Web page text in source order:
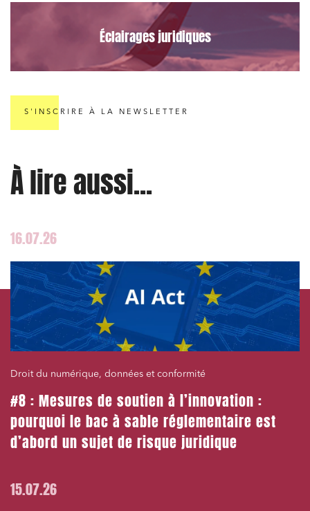
Éclairages juridiques
S'INSCRIRE À LA NEWSLETTER
À lire aussi...
16.07.26
Droit du numérique, données et conformité
#8 : Mesures de soutien à l’innovation :
pourquoi le bac à sable réglementaire est
d’abord un sujet de risque juridique
15.07.26